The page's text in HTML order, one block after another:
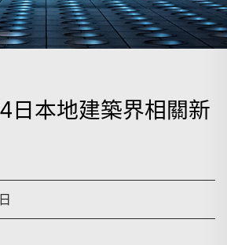
日本地建築界相關新